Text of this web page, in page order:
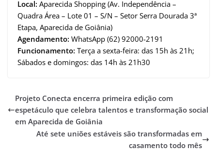
Local: Aparecida Shopping (Av. Independência –
Quadra Área – Lote 01 – S/N – Setor Serra Dourada 3ª
Etapa, Aparecida de Goiânia)
Agendamento: WhatsApp (62) 92000-2191
Funcionamento: Terça a sexta-feira: das 15h às 21h;
Sábados e domingos: das 14h às 21h30
Projeto Conecta encerra primeira edição com
espetáculo que celebra talentos e transformação social
em Aparecida de Goiânia
Até sete uniões estáveis são transformadas em
casamento todo mês